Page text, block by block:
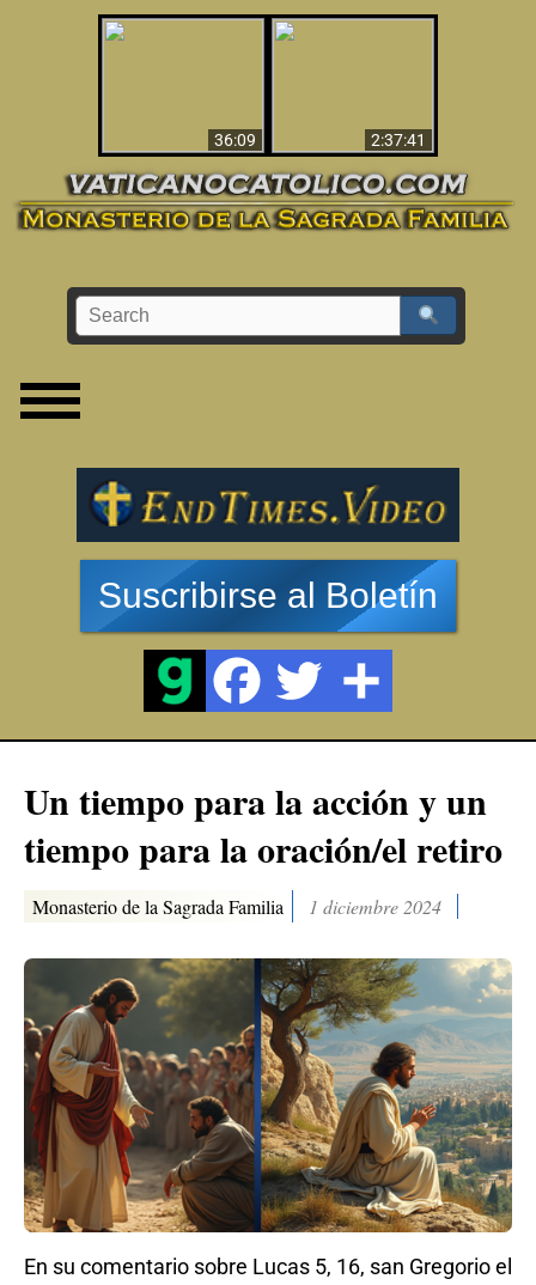
36:09
2:37:41
Suscribirse al Boletín
Un tiempo para la acción y un
tiempo para la oración/el retiro
Monasterio de la Sagrada Familia 1 diciembre 2024
En su comentario sobre Lucas 5, 16, san Gregorio el